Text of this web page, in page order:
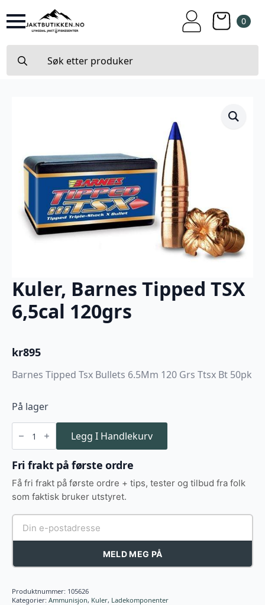
0
for:
Kuler, Barnes Tipped TSX
6,5cal 120grs
kr895
Barnes Tipped Tsx Bullets 6.5Mm 120 Grs Ttsx Bt 50pk
På lager
Kuler,
Barnes
Tipped
TSX
6,5cal
120grs
Legg I Handlekurv
Fri frakt på første ordre
Få fri frakt på første ordre + tips, tester og tilbud fra folk
som faktisk bruker utstyret.
MELD MEG PÅ
Produktnummer: 105626
Kategorier: Ammunisjon, Kuler, Ladekomponenter